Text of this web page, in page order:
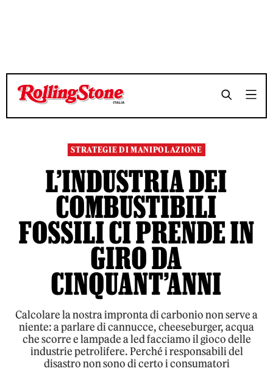
TEMPO DI LETTURA 10 MINUTI SHARE
TEMPO DI LETTURA 10 MINUTI SHARE
STRATEGIE DI MANIPOLAZIONE
L’INDUSTRIA DEI
COMBUSTIBILI
FOSSILI CI PRENDE IN
GIRO DA
CINQUANT’ANNI
Calcolare la nostra impronta di carbonio non serve a
niente: a parlare di cannucce, cheeseburger, acqua
che scorre e lampade a led facciamo il gioco delle
industrie petrolifere. Perché i responsabili del
disastro non sono di certo i consumatori